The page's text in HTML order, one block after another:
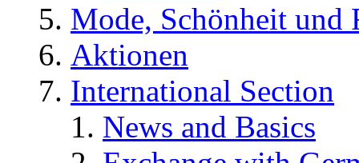
Mode, Schönheit und
Aktionen
International Section
News and Basics